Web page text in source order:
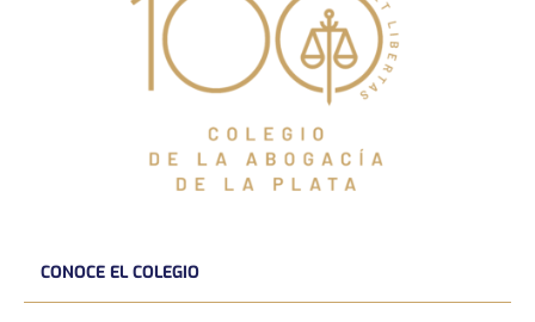
CONOCE EL COLEGIO